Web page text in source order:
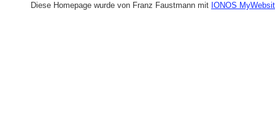
Diese Homepage wurde von Franz Faustmann mit IONOS